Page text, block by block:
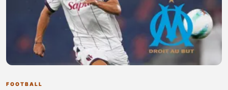
FOOTBALL